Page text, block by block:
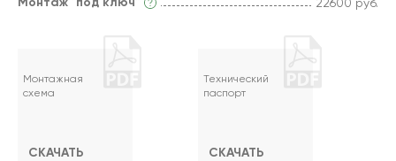
Монтажная
схема
СКАЧАТЬ
Технический
паспорт
СКАЧАТЬ